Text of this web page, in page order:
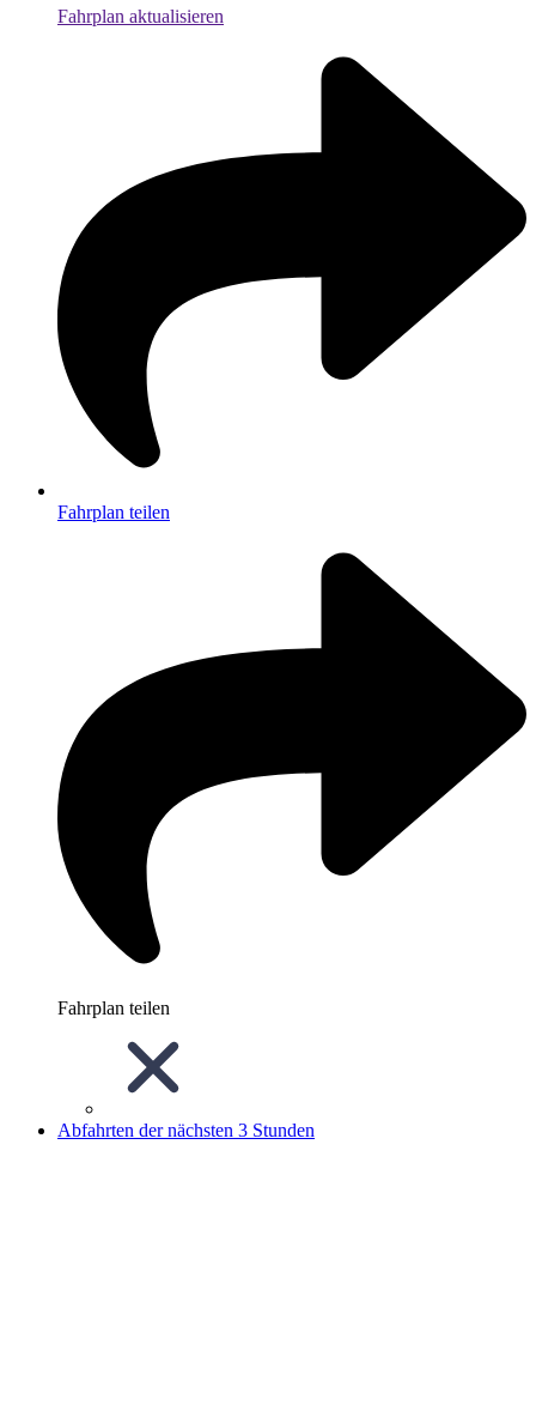
Fahrplan aktualisieren
Fahrplan teilen
Fahrplan teilen
Abfahrten der nächsten 3 Stunden